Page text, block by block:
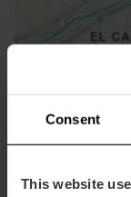
Consent
This website